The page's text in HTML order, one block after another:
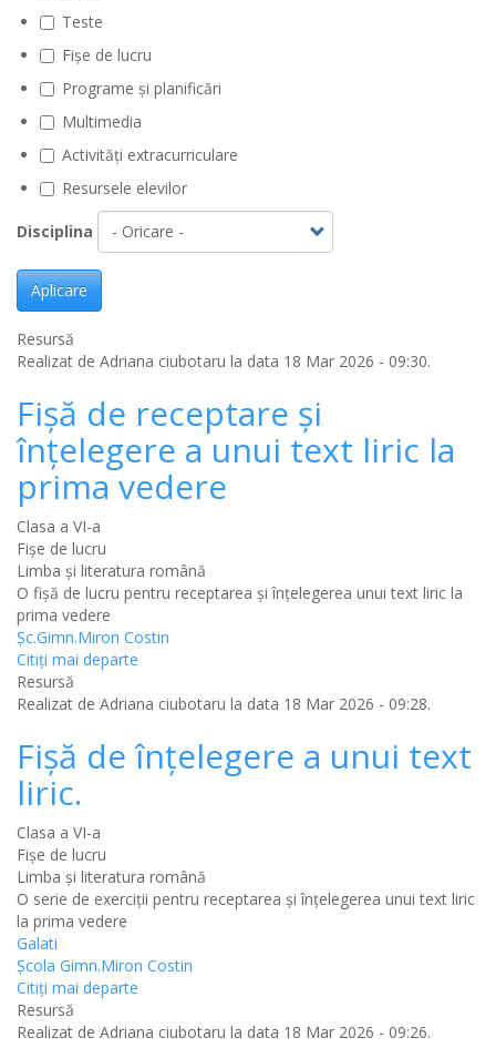
Teste
Fișe de lucru
Programe și planificări
Multimedia
Activități extracurriculare
Resursele elevilor
Disciplina
Aplicare
Resursă
Realizat de Adriana ciubotaru la data 18 Mar 2026 - 09:30.
Fişă de receptare şi
înţelegere a unui text liric la
prima vedere
Clasa a VI-a
Fișe de lucru
Limba şi literatura română
O fişă de lucru pentru receptarea şi înţelegerea unui text liric la
prima vedere
Şc.Gimn.Miron Costin
Citiţi mai departe
Resursă
Realizat de Adriana ciubotaru la data 18 Mar 2026 - 09:28.
Fişă de înţelegere a unui text
liric.
Clasa a VI-a
Fișe de lucru
Limba şi literatura română
O serie de exerciţii pentru receptarea şi înţelegerea unui text liric
la prima vedere
Galati
Şcola Gimn.Miron Costin
Citiţi mai departe
Resursă
Realizat de Adriana ciubotaru la data 18 Mar 2026 - 09:26.